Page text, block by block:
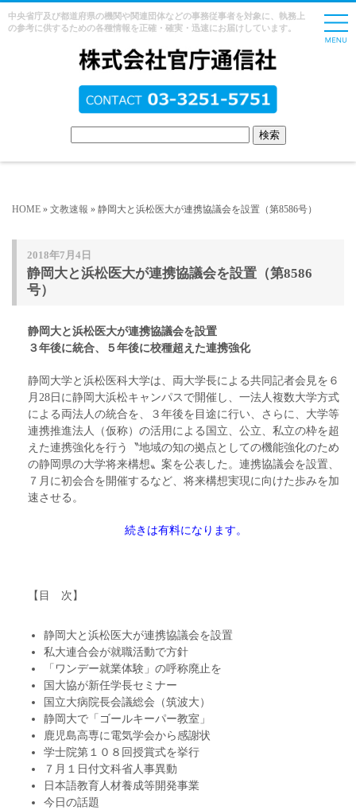
中央省庁及び都道府県の機関や関連団体などの事務従事者を対象に、執務上
の参考に供するための各種情報を正確・確実・迅速にお届けしています。
HOME » 文教速報 » 静岡大と浜松医大が連携協議会を設置（第8586号）
2018年7月4日
静岡大と浜松医大が連携協議会を設置（第8586
号）
静岡大と浜松医大が連携協議会を設置
３年後に統合、５年後に校種超えた連携強化
静岡大学と浜松医科大学は、両大学長による共同記者会見を６
月28日に静岡大浜松キャンパスで開催し、一法人複数大学方式
による両法人の統合を、３年後を目途に行い、さらに、大学等
連携推進法人（仮称）の活用による国立、公立、私立の枠を超
えた連携強化を行う〝地域の知の拠点としての機能強化のため
の静岡県の大学将来構想〟案を公表した。連携協議会を設置、
７月に初会合を開催するなど、将来構想実現に向けた歩みを加
速させる。
続きは有料になります。
【目 次】
静岡大と浜松医大が連携協議会を設置
私大連合会が就職活動で方針
「ワンデー就業体験」の呼称廃止を
国大協が新任学長セミナー
国立大病院長会議総会（筑波大）
静岡大で「ゴールキーパー教室」
鹿児島高専に電気学会から感謝状
学士院第１０８回授賞式を挙行
７月１日付文科省人事異動
日本語教育人材養成等開発事業
今日の話題